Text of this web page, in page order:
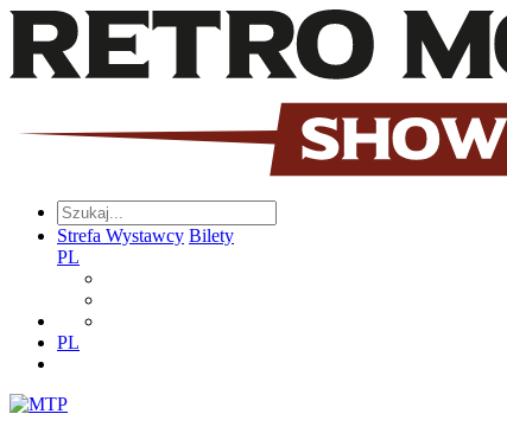
Strefa Wystawcy Bilety
PL
PL